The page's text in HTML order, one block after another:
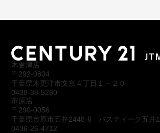
木更津店
〒292-0804
千葉県木更津市文京４丁目１－２０
0438-38-5280
市原店
〒290-0056
千葉県市原市五井2448-6 パスティーク五井
0436-26-4712